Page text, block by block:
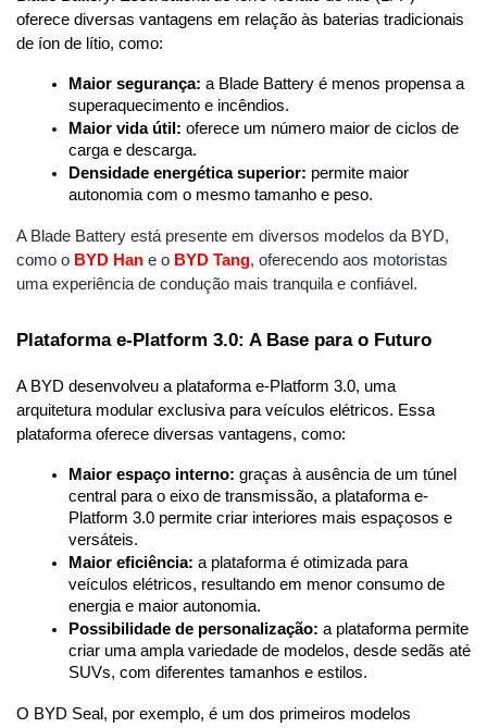
oferece diversas vantagens em relação às baterias tradicionais
de íon de lítio, como:
Maior segurança: a Blade Battery é menos propensa a
superaquecimento e incêndios.
Maior vida útil: oferece um número maior de ciclos de
carga e descarga.
Densidade energética superior: permite maior
autonomia com o mesmo tamanho e peso.
A Blade Battery está presente em diversos modelos da BYD,
como o BYD Han e o BYD Tang, oferecendo aos motoristas
uma experiência de condução mais tranquila e confiável.
Plataforma e-Platform 3.0: A Base para o Futuro
A BYD desenvolveu a plataforma e-Platform 3.0, uma
arquitetura modular exclusiva para veículos elétricos. Essa
plataforma oferece diversas vantagens, como:
Maior espaço interno: graças à ausência de um túnel
central para o eixo de transmissão, a plataforma e-
Platform 3.0 permite criar interiores mais espaçosos e
versáteis.
Maior eficiência: a plataforma é otimizada para
veículos elétricos, resultando em menor consumo de
energia e maior autonomia.
Possibilidade de personalização: a plataforma permite
criar uma ampla variedade de modelos, desde sedãs até
SUVs, com diferentes tamanhos e estilos.
O BYD Seal, por exemplo, é um dos primeiros modelos